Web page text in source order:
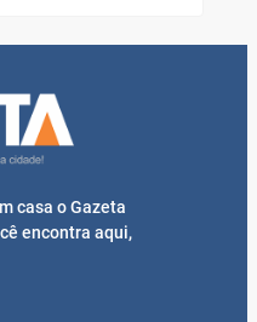
casa o Gazeta
encontra aqui,